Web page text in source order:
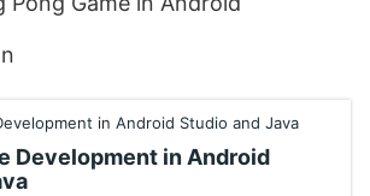
Development in Android